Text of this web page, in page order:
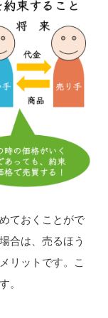
ておくことがで
合は、売るほう
リットです。こ
。